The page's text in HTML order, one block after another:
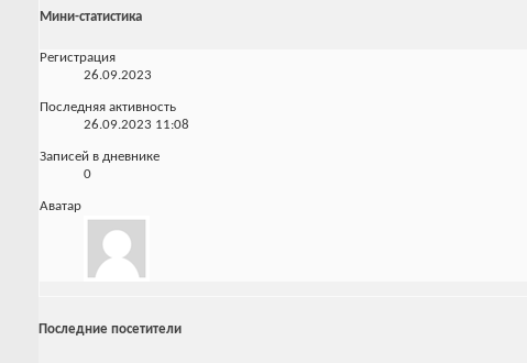
Мини-статистика
Регистрация
26.09.2023
Последняя активность
26.09.2023 11:08
Записей в дневнике
0
Аватар
Последние посетители